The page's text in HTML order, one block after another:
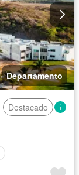
Departamento
Destacado